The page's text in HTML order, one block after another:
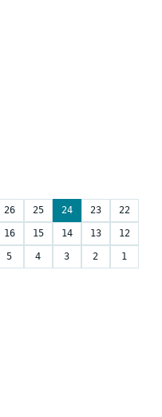
26 25 24 23 22
16 15 14 13 12
5 4 3 2 1